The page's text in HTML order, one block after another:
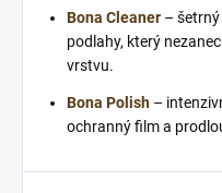
Bona Cleaner –
podlahy, který
vrstvu.
Bona Polish –
ochranný film a